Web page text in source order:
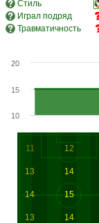
Стиль
Играл подряд
Травматичность
10
15
20
13
14
13
11
14
15
14
12